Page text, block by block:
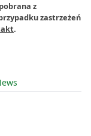
z
zastrzeżeń
.